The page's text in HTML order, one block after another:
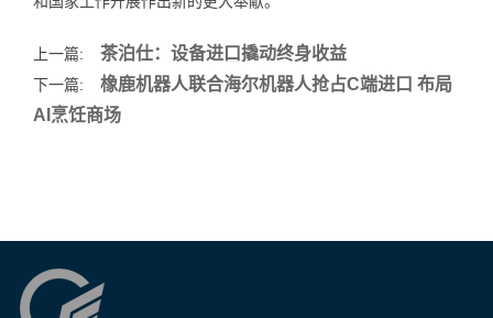
上一篇: 茶泊仕：设备进口撬动终身收益
下一篇:
橡鹿机器人联合海尔机器人抢占C端进口 布局
AI烹饪商场